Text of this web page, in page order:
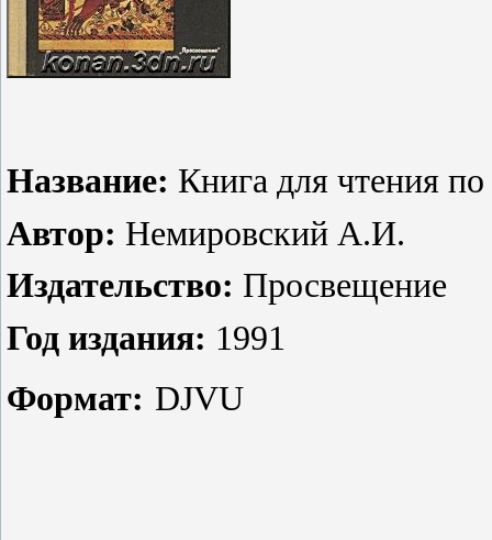
Название: Книга для чтения
Автор: Немировский А.И.
Издательство: Просвещение
Год издания: 1991
Формат: DJVU